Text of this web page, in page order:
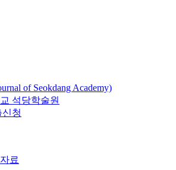
of Seokdang Academy)
석당학술원
청
료